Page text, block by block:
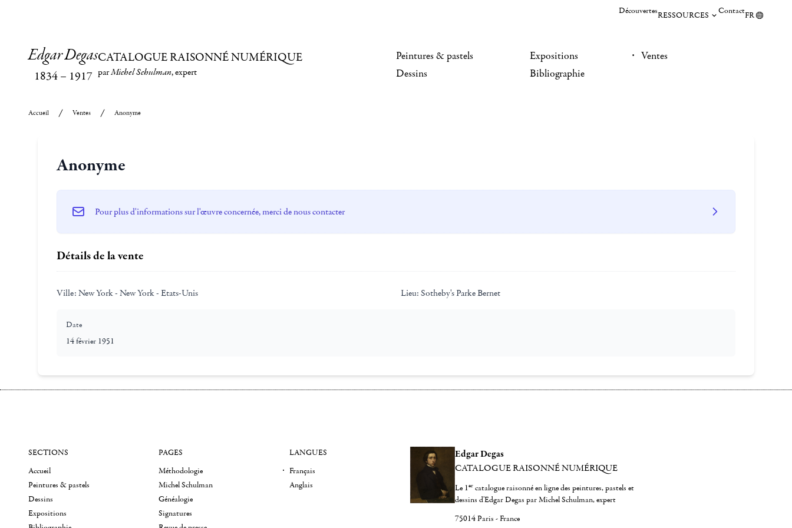
DécouvertesRESSOURCES ContactFR
Edgar Degas
1834– 1917
CATALOGUE RAISONNÉ NUMÉRIQUE
parMichel Schulman, expert
Peintures & pastels
Dessins
Expositions
Bibliographie
Ventes
Accueil Ventes Anonyme
Anonyme
Pour plus d'informations sur l'œuvre concernée, merci de nous contacter
Détails de la vente
Ville: New York - New York - Etats-Unis Lieu: Sotheby's Parke Bernet
Date
14 février 1951
Edgar Degas
CATALOGUE RAISONNÉ NUMÉRIQUE
Le 1er catalogue raisonné en ligne des peintures, pastels et
dessins d'Edgar Degas par Michel Schulman, expert
75014 Paris - France
SECTIONS
Accueil
Peintures & pastels
Dessins
Expositions
PAGES
Méthodologie
Michel Schulman
Généalogie
Signatures
LANGUES
Français
Anglais